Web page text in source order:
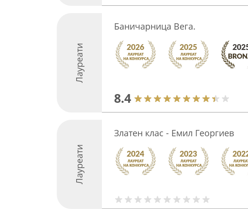
Лауреати
Баничарница Вега.
8.4
Лауреати
Златен клас - Емил Георгиев